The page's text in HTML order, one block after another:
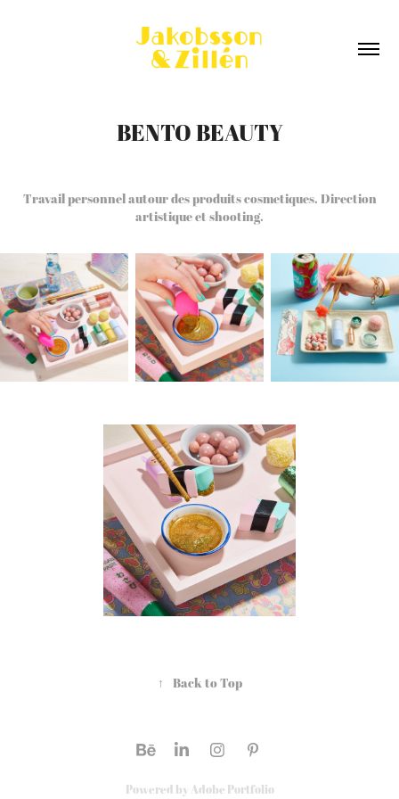
BENTO BEAUTY
Travail personnel autour des produits cosmetiques. Direction
artistique et shooting.
↑ Back to Top
Powered by Adobe Portfolio